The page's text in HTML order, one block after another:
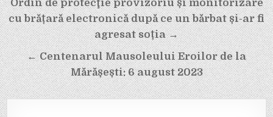
în
articole
Ordin de protecţie provizoriu și monitorizare
cu brățară electronică după ce un bărbat și-ar fi
agresat soția →
← Centenarul Mausoleului Eroilor de la
Mărășești: 6 august 2023